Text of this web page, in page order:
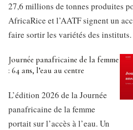
27,6 millions de tonnes produites
AfricaRice et l’AATF signent un
faire sortir les variétés des instituts.
Journée panafricaine de la femme
: 64 ans, l’eau au centre
L’édition 2026 de la Journée
panafricaine de la femme
portait sur l’accès à l’eau. Un